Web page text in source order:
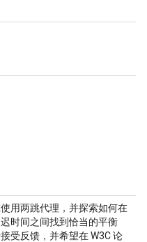
用两跳代理，并探索如何在
时间之间找到恰当的平衡
受反馈，并希望在 W3C 论